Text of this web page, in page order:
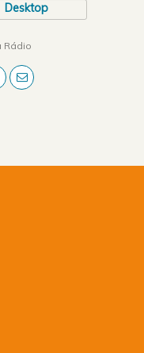
Desktop
Rádio